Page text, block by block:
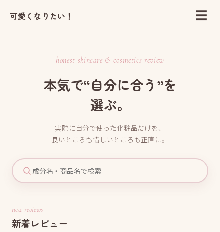
可愛くなりたい！ ☰
honest skincare & cosmetics review
本気で“自分に合う”を
選ぶ。
実際に自分で使った化粧品だけを、
良いところも惜しいところも正直に。
new reviews
新着レビュー